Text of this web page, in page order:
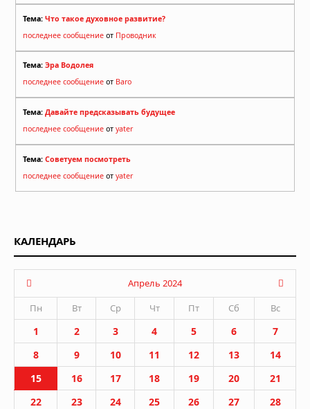
Тема: Что такое духовное развитие?
последнее сообщение от Проводник
Тема: Эра Водолея
последнее сообщение от Baro
Тема: Давайте предсказывать будущее
последнее сообщение от yater
Тема: Советуем посмотреть
последнее сообщение от yater
КАЛЕНДАРЬ
Апрель 2024
Пн
Вт Ср Чт Пт Сб Вс
1 2 3 4 5 6
7
8
9 10 11 12 13
14
15
16 17 18 19 20
21
22
23 24 25 26 27
28